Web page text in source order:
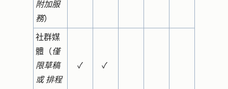
附加服
務）
社群媒
體（僅
限草稿
或排程
✓ ✓